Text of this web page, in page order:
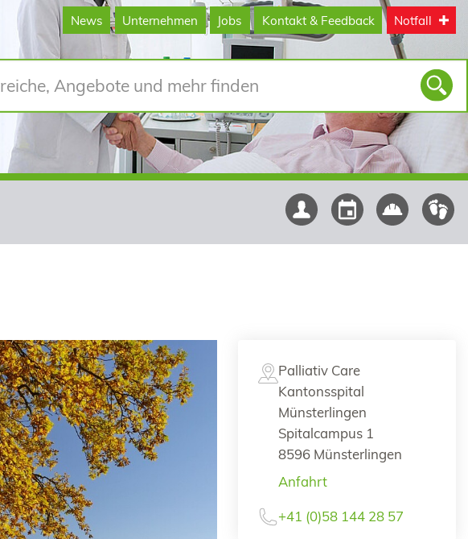
News Unternehmen Jobs Kontakt & Feedback Notfall
Palliativ Care
Kantonsspital
Münsterlingen
Spitalcampus 1
8596 Münsterlingen
Anfahrt
+41 (0)58 144 28 57